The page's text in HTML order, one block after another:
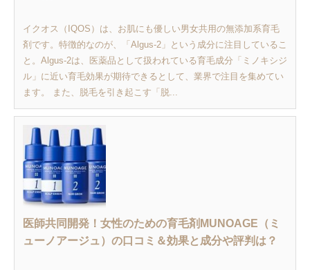
イクオス（IQOS）は、お肌にも優しい男女共用の無添加系育毛
剤です。特徴的なのが、「Algus-2」という成分に注目しているこ
と。Algus-2は、医薬品として扱われている育毛成分「ミノキシジ
ル」に近い育毛効果が期待できるとして、業界で注目を集めてい
ます。 また、脱毛を引き起こす「脱...
医師共同開発！女性のための育毛剤MUNOAGE（ミ
ューノアージュ）の口コミ＆効果と成分や評判は？